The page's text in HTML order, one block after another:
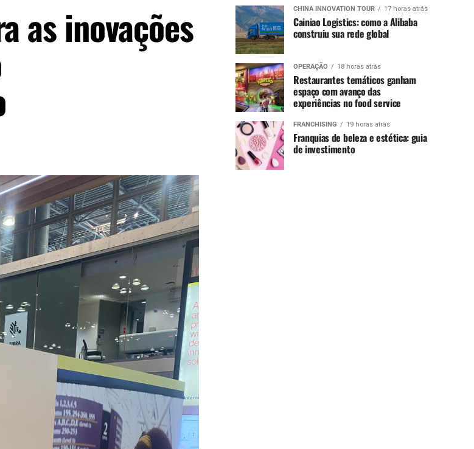
as inovações CHINA INNOVATION TOUR 17 horas atrás
Cainiao Logistics: como a Alibaba
construiu sua rede global
OPERAÇÃO 18 horas atrás
Restaurantes temáticos ganham
espaço com avanço das
experiências no food service
FRANCHISING 19 horas atrás
Franquias de beleza e estética: guia
de investimento